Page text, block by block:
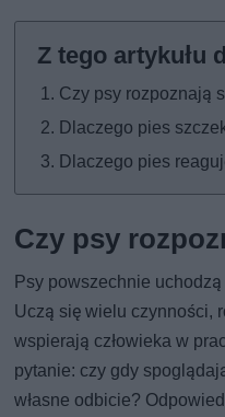
Czy psy rozpoznają
Dlaczego pies
Dlaczego pies
Czy psy
Psy powszechnie
Uczą się wielu czynności,
wspierają człowieka w
pytanie: czy gdy
własne odbicie?